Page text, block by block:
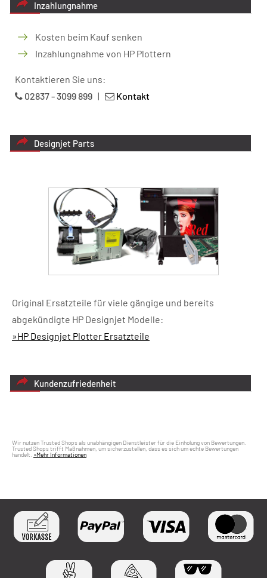
Inzahlungnahme
Kosten beim Kauf senken
Inzahlungnahme von HP Plottern
Kontaktieren Sie uns:
02837 - 3099 899 | Kontakt
Designjet Parts
Original Ersatzteile für viele gängige und bereits
abgekündigte HP Designjet Modelle:
»HP Designjet Plotter Ersatzteile
Kundenzufriedenheit
Wir nutzen Trusted Shops als unabhängigen Dienstleister für die Einholung von Bewertungen.
Trusted Shops trifft Maßnahmen, um sicherzustellen, dass es sich um echte Bewertungen
handelt. »Mehr Informationen